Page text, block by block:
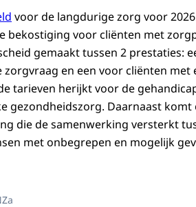
voor de langdurige zorg voor
bekostiging voor cliënten met
gemaakt tussen 2 prestaties:
zorgvraag en een voor cliënten met
tarieven herijkt voor de
gezondheidszorg. Daarnaast komt
die de samenwerking versterkt
met onbegrepen en mogelijk